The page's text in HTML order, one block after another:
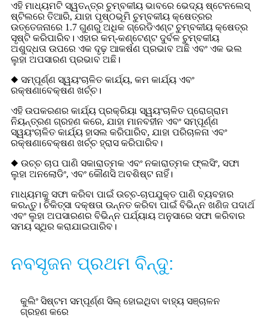
ଏହି ମାଧ୍ୟମଟି ସ୍ୱତନ୍ତ୍ର ଚୁମ୍ବକୀୟ ଭାବରେ ଭେଦ୍ୟ ଷ୍ଟେନଲେସ୍
ଷ୍ଟିଲରେ ତିଆରି, ଯାହା ପୃଷ୍ଠଭୂମି ଚୁମ୍ବକୀୟ କ୍ଷେତ୍ରର
ଉତ୍ତେଜନାରେ 1.7 ଗୁଣରୁ ଅଧିକ ଗ୍ରେଡିଏଣ୍ଟ ଚୁମ୍ବକୀୟ କ୍ଷେତ୍ର
ସୃଷ୍ଟି କରିପାରିବ। ଏହାର କମ୍-କଣ୍ଟେଣ୍ଟ ଦୁର୍ବଳ ଚୁମ୍ବକୀୟ
ଅଶୁଦ୍ଧତା ଉପରେ ଏକ ଦୃଢ଼ ଆକର୍ଷଣ ପ୍ରଭାବ ଅଛି ଏବଂ ଏକ ଭଲ
ଲୁହା ଅପସାରଣ ପ୍ରଭାବ ଅଛି।
◆ ସମ୍ପୂର୍ଣ୍ଣ ସ୍ୱୟଂଚାଳିତ କାର୍ଯ୍ୟ, କମ କାର୍ଯ୍ୟ ଏବଂ
ରକ୍ଷଣାବେକ୍ଷଣ ଖର୍ଚ୍ଚ।
ଏହି ଉପକରଣର କାର୍ଯ୍ୟ ପ୍ରକ୍ରିୟା ସ୍ୱୟଂଚାଳିତ ପ୍ରୋଗ୍ରାମ
ନିୟନ୍ତ୍ରଣ ଗ୍ରହଣ କରେ, ଯାହା ମାନବହୀନ ଏବଂ ସମ୍ପୂର୍ଣ୍ଣ
ସ୍ୱୟଂଚାଳିତ କାର୍ଯ୍ୟ ହାସଲ କରିପାରିବ, ଯାହା ପରିଚାଳନା ଏବଂ
ରକ୍ଷଣାବେକ୍ଷଣ ଖର୍ଚ୍ଚ ହ୍ରାସ କରିପାରିବ।
◆ ଉଚ୍ଚ ଚାପ ପାଣି ସକାରାତ୍ମକ ଏବଂ ନକାରାତ୍ମକ ଫ୍ଲସିଂ, ସଫା
ଲୁହା ଅନଲୋଡିଂ, ଏବଂ କୌଣସି ଅବଶିଷ୍ଟ ନାହିଁ।
ମାଧ୍ୟମକୁ ସଫା କରିବା ପାଇଁ ଉଚ୍ଚ-ଚାପଯୁକ୍ତ ପାଣି ବ୍ୟବହାର
କରନ୍ତୁ। ଚିକିତ୍ସା ଦକ୍ଷତା ଉନ୍ନତ କରିବା ପାଇଁ ବିଭିନ୍ନ ଖଣିଜ ପଦାର୍ଥ
ଏବଂ ଲୁହା ଅପସାରଣର ବିଭିନ୍ନ ପର୍ଯ୍ୟାୟ ଅନୁସାରେ ସଫା କରିବାର
ସମୟ ସ୍ଥିର କରାଯାଇପାରିବ।
ନବସୃଜନ ପ୍ରଥମ ବିନ୍ଦୁ:
କୁଲିଂ ସିଷ୍ଟମ ସମ୍ପୂର୍ଣ୍ଣ ସିଲ୍ ହୋଇଥିବା ବାହ୍ୟ ସଞ୍ଚାଳନ
ଗ୍ରହଣ କରେ